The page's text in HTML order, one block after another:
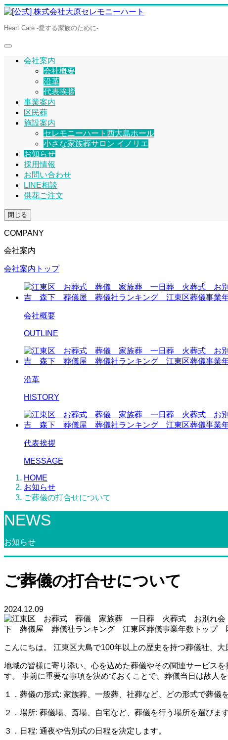
Heart Care -愛する家族のために-
会社案内
会社概要
沿革
代表挨拶
事業案内
区民葬
施設案内
セレモニーハート西大島ホール
小さな家族葬サロン イノリエ
お知らせ
採用情報
お問い合わせ
LINE相談
供花ご注文
閉じる
COMPANY
会社案内
会社案内トップ
会社概要
OUTLINE
沿革
HISTORY
代表挨拶
MESSAGE
HOME
お知らせ
ご葬儀の打合せについて
NEWS
お知らせ
ご葬儀の打合せについて
2024.12.09
こんにちは。 江東区大島で100年以上の歴史を持つ葬儀社、大
地域の皆様に寄り添い、心を込めた葬儀やその関連サービス
す。 事前に重要な事項を決めておくことで、葬儀当日は故人
１．葬儀の形式: 家族葬、一般葬、社葬など、どの形式で葬儀
２．場所: 葬儀場、斎場、自宅など、葬儀を行う場所を選びま
３．日程: 通夜や告別式の日程を決定します。